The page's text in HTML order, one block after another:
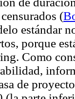
(
estándar
porque
Como
de